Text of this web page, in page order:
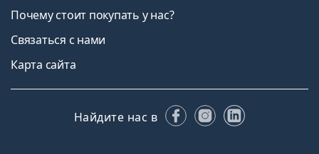
Почему стоит покупать у нас?
Связаться с нами
Карта сайта
Найдите нас в FacebookInstagram
LinkedIn